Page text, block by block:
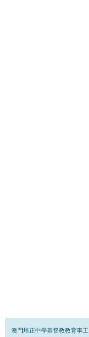
澳門培正中學基督教教育事工